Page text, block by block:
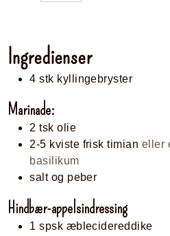
Ingredienser
4 stk kyllingebryster
Marinade:
2 tsk olie
2-5 kviste frisk timian eller
basilikum
salt og peber
Hindbær-appelsindressing
1 spsk æblecidereddike